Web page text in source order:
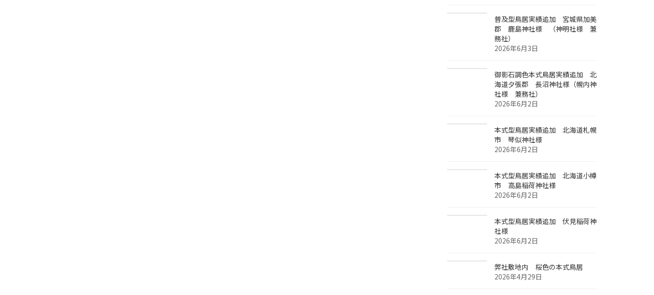
普及型鳥居実績追加 宮城県加美
郡 鹿島神社様 （神明社様 兼
務社）
2026年6月3日
御影石調色本式鳥居実績追加 北
海道夕張郡 長沼神社様（幌内神
社様 兼務社）
2026年6月2日
本式型鳥居実績追加 北海道札幌
市 琴似神社様
2026年6月2日
本式型鳥居実績追加 北海道小樽
市 高島稲荷神社様
2026年6月2日
本式型鳥居実績追加 伏見稲荷神
社様
2026年6月2日
弊社敷地内 桜色の本式鳥居
2026年4月29日